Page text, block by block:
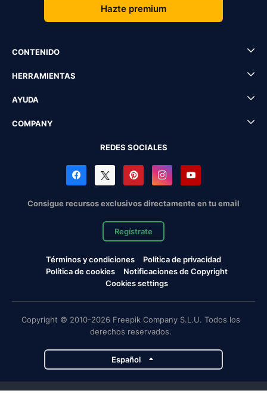
Hazte premium
CONTENIDO
HERRAMIENTAS
AYUDA
COMPANY
REDES SOCIALES
Consigue recursos exclusivos directamente en tu email
Regístrate
Términos y condiciones
Política de privacidad
Política de cookies
Notificaciones de Copyright
Cookies settings
Copyright © 2010-2026 Freepik Company S.L.U. Todos los
derechos reservados.
Español